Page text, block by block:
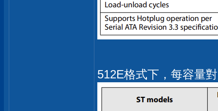
512E格式下，每容量